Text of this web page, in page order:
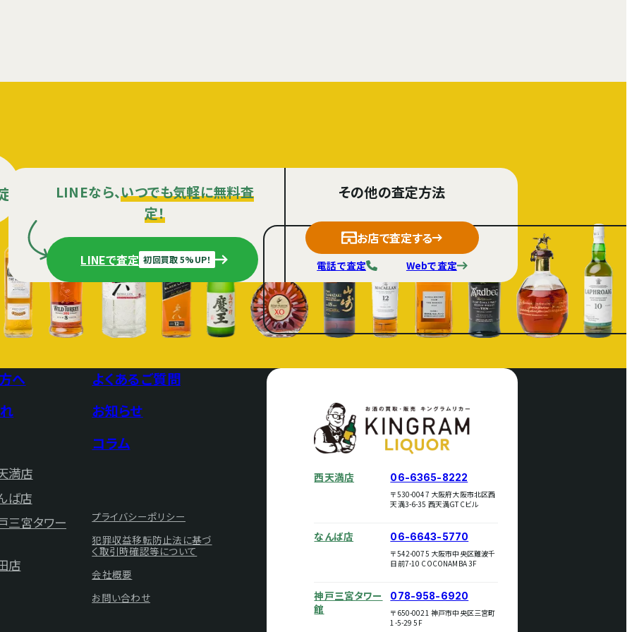
LINEなら、いつでも気軽に無料査
定！
LINEで査定 初回買取 5%UP！
その他の査定方法
お店で査定する
Webで査定
電話で査定
へ
満店
ば店
三宮タワー
店
よくあるご質問
お知らせ
コラム
プライバシーポリシー
犯罪収益移転防止法に基づ
く取引時確認等について
会社概要
お問い合わせ
西天満店 06-6365-8222
〒530-0047 大阪府大阪市北区西
天満3-6-35 西天満GTCビル
なんば店 06-6643-5770
〒542-0075 大阪市中央区難波千
日前7-10 COCONAMBA 3F
神戸三宮タワー
館
078-958-6920
〒650-0021 神戸市中央区三宮町
1-5-29 5F